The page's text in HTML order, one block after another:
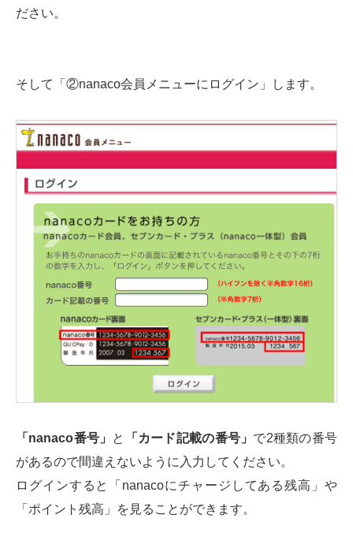
ださい。
そして「②nanaco会員メニューにログイン」します。
「nanaco番号」 と 「カード記載の番号」 で2種類の番号
があるので間違えないように入力してください。
ログインすると「nanacoにチャージしてある残高」や
「ポイント残高」を見ることができます。